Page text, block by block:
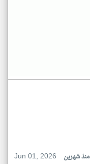
Jun 01, 2026
منذ شهرين